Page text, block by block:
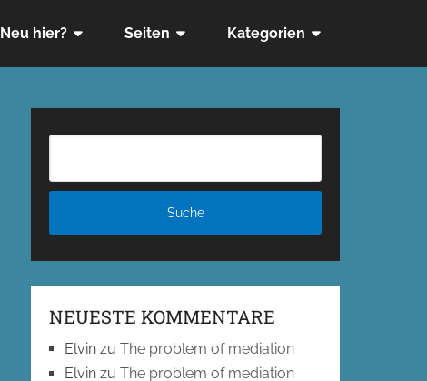
Neu hier? Seiten Kategorien
NEUESTE KOMMENTARE
Elvin zuThe problem of mediation
Elvin zuThe problem of mediation